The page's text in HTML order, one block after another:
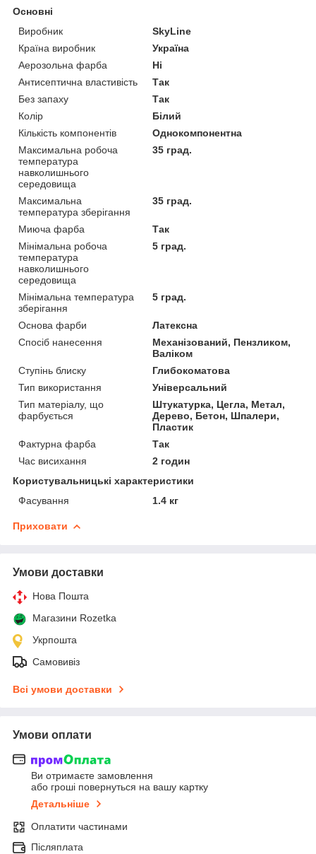
Основні
Виробник
SkyLine
Країна виробник
Україна
Аерозольна фарба
Ні
Антисептична властивість
Так
Без запаху
Так
Колір
Білий
Кількість компонентів
Однокомпонентна
Максимальна робоча
температура
навколишнього
середовища
35 град.
Максимальна
температура зберігання
35 град.
Миюча фарба
Так
Мінімальна робоча
температура
навколишнього
середовища
5 град.
Мінімальна температура
зберігання
5 град.
Основа фарби
Латексна
Спосіб нанесення
Механізований, Пензликом,
Валіком
Ступінь блиску
Глибокоматова
Тип використання
Універсальний
Тип матеріалу, що
фарбується
Штукатурка, Цегла, Метал,
Дерево, Бетон, Шпалери,
Пластик
Фактурна фарба
Так
Час висихання
2 годин
Користувальницькі характеристики
Фасування
1.4 кг
Приховати
Умови доставки
Нова Пошта
Магазини Rozetka
Укрпошта
Самовивіз
Всі умови доставки
Умови оплати
Ви отримаєте замовлення
або гроші повернуться на вашу картку
Детальніше
Оплатити частинами
Післяплата